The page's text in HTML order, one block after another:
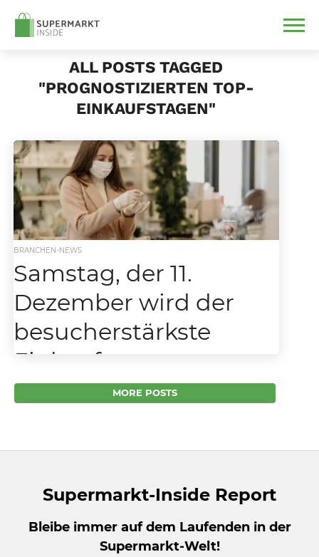
ALL POSTS TAGGED
"PROGNOSTIZIERTEN TOP-
EINKAUFSTAGEN"
BRANCHEN-NEWS
Samstag, der 11.
Dezember wird der
besucherstärkste
Einkaufstag
Sensormatic Solutions by Johnson Controls
prognostiziert die weltweit besucherstärksten
MORE POSTS
Supermarkt-Inside Report
Bleibe immer auf dem Laufenden in der
Supermarkt-Welt!